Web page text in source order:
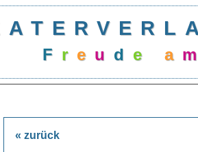
Freu d e am
« zurück